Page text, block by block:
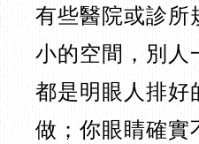
有些醫院或診所
小的空間，別人
都是明眼人排好
做；你眼睛確實